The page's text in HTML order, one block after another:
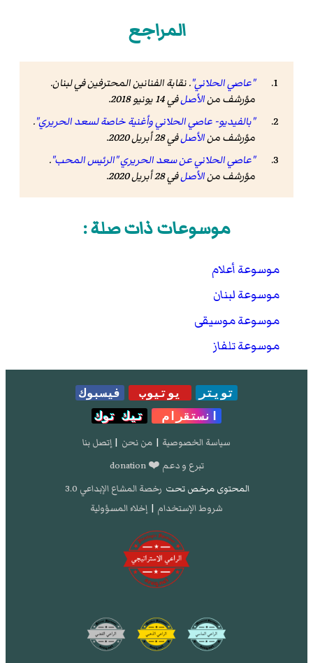
المراجع
"عاصي الحلاني". نقابة الفنانين المحترفين في لبنان.
مؤرشف منالأصلفي 14 يونيو 2018.
"بالفيديو- عاصي الحلاني وأغنية خاصة لسعد الحريري".
مؤرشف منالأصلفي 28 أبريل 2020
.
"عاصي الحلاني عن سعد الحريري "الرئيس المحب".
مؤرشف منالأصلفي 28 أبريل 2020 .
موسوعات ذات صلة :
موسوعة أعلام
موسوعة لبنان
موسوعة موسيقى
موسوعة تلفاز
تويتر يوتيوب
فيسبوك
انستقرام
تيك توك
سياسة الخصوصية | من نحن | إتصل بنا
تبرع و دعم ❤️ donation
المحتوى مرخص تحت رخصة المشاع الإبداعي 3.0
شروط الإستخدام | إخلاء المسؤولية